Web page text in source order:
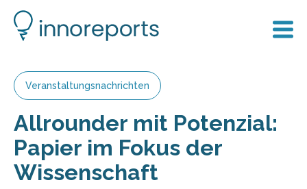
Veranstaltungsnachrichten
Allrounder mit Potenzial:
Papier im Fokus der
Wissenschaft